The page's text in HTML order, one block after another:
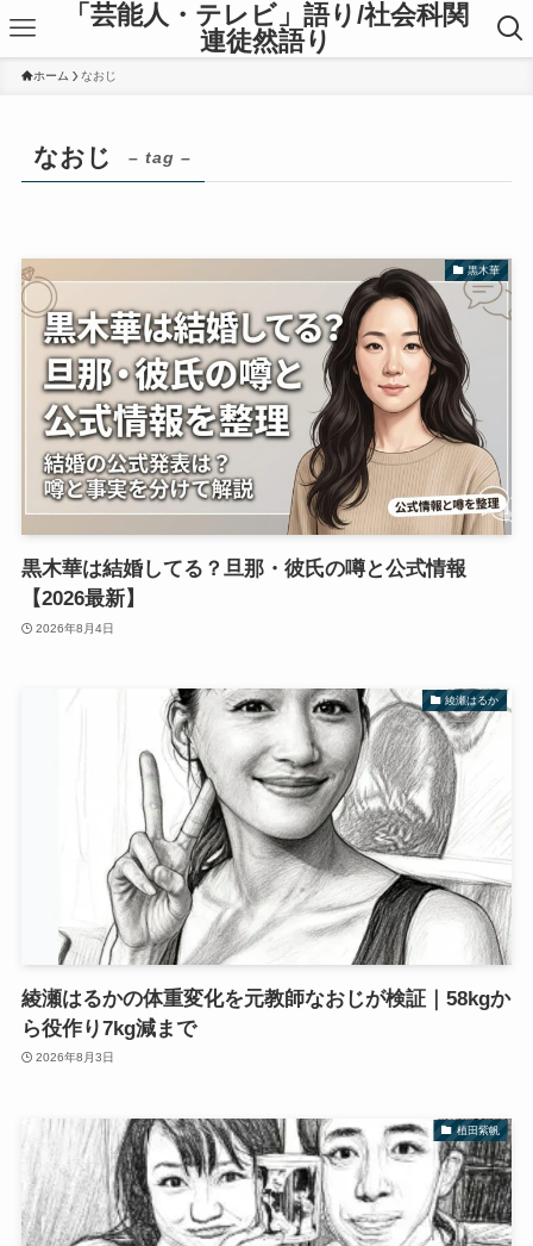
「芸能人・テレビ」語り/社会科関
連徒然語り
ホーム なおじ
なおじ – tag –
黒木華
黒木華は結婚してる？旦那・彼氏の噂と公式情報
【2026最新】
2026年8月4日
綾瀬はるか
綾瀬はるかの体重変化を元教師なおじが検証｜58kgか
ら役作り7kg減まで
2026年8月3日
植田紫帆